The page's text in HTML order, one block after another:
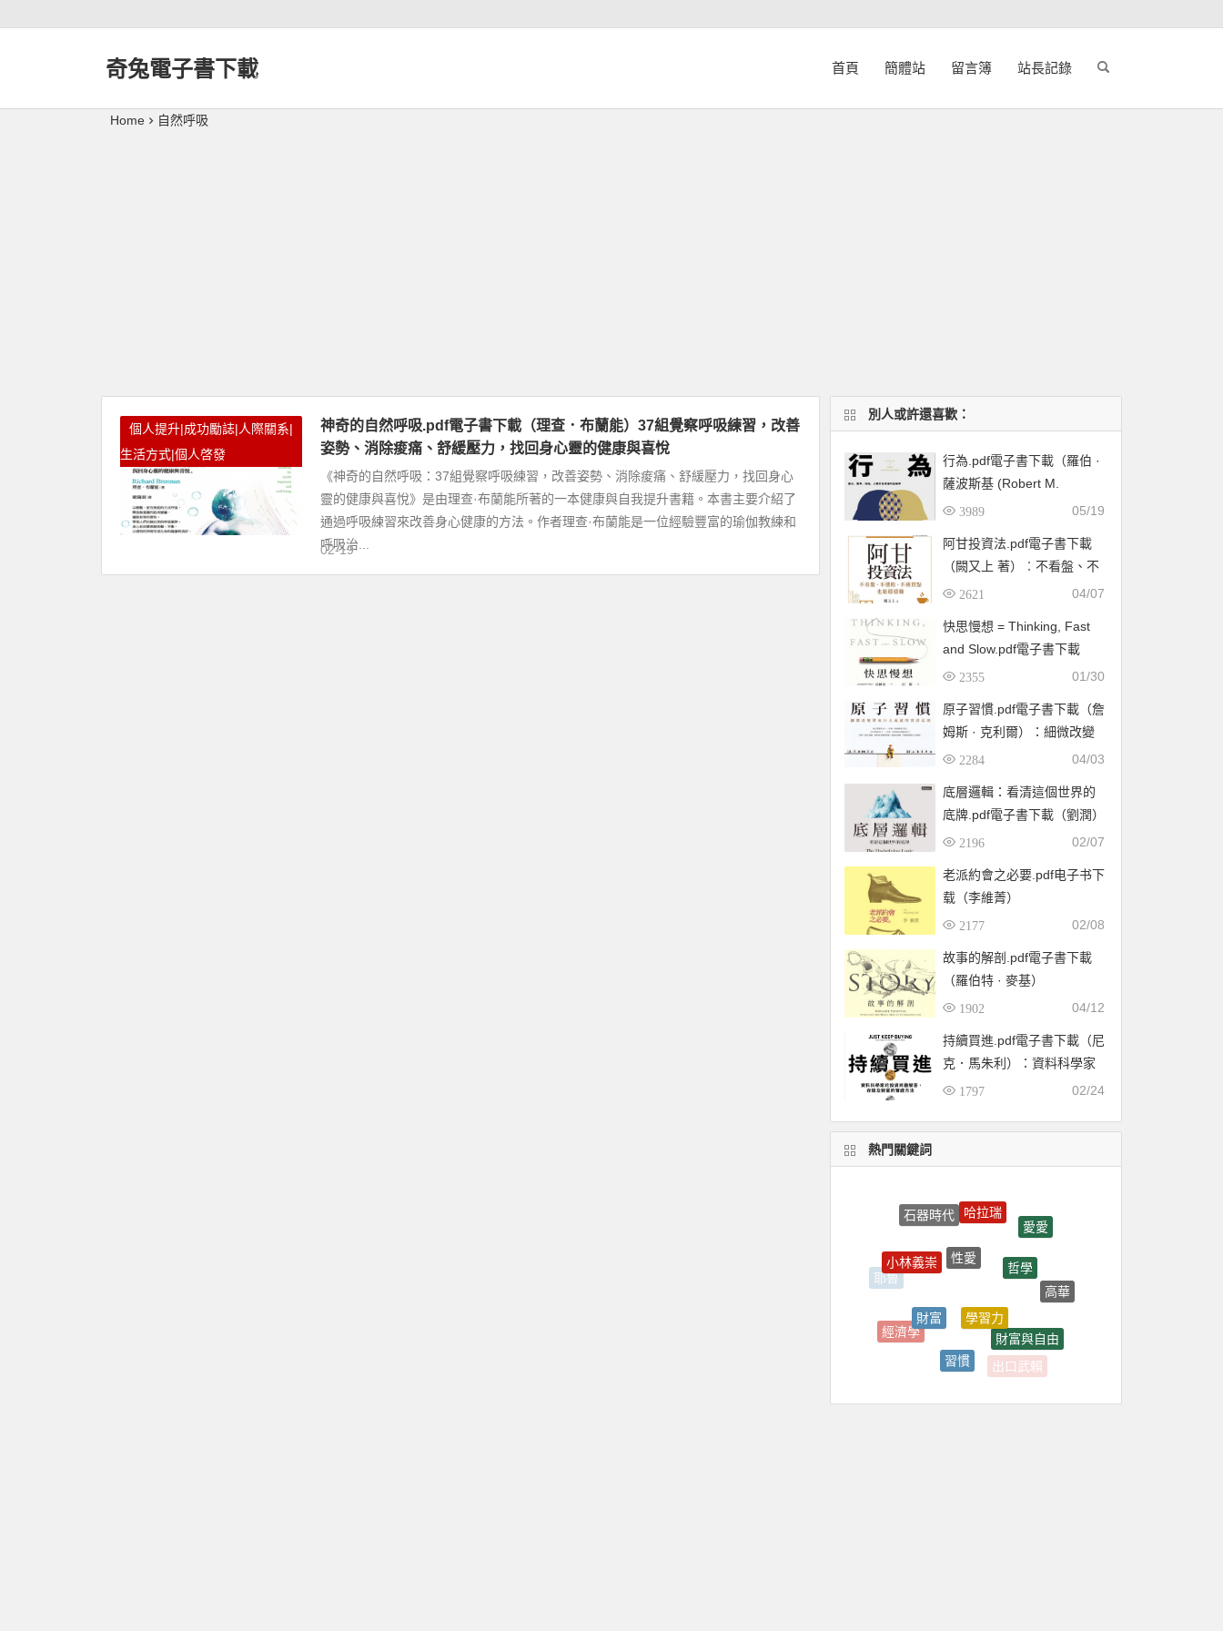
奇兔電子書下載 首頁 簡體站 留言簿 站長記錄
Home 自然呼吸
個人提升|成功勵誌|人際關系|
生活方式|個人啓發
神奇的自然呼吸.pdf電子書下載（理查．布蘭能）37組覺察呼吸練習，改善
姿勢、消除痠痛、舒緩壓力，找回身心靈的健康與喜悅
《神奇的自然呼吸：37組覺察呼吸練習，改善姿勢、消除痠痛、舒緩壓力，找回身心
靈的健康與喜悅》是由理查·布蘭能所著的一本健康與自我提升書籍。本書主要介紹了
通過呼吸練習來改善身心健康的方法。作者理查·布蘭能是一位經驗豐富的瑜伽教練和
呼吸治...
02-19
別人或許還喜歡：
行為.pdf電子書下載（羅伯 ·
薩波斯基 (Robert M.
Sapolsky) 著）：暴力、競
生物學
3989 05/19
阿甘投資法.pdf電子書下載
（闕又上 著）︰不看盤、不
選股、不挑買點也能穩穩賺
2621 04/07
快思慢想 = Thinking, Fast
and Slow.pdf電子書下載
（康納曼 (Daniel
2355 01/30
原子習慣.pdf電子書下載（詹
姆斯 · 克利爾）：細微改變
帶來巨大成就的實證法則
2284 04/03
底層邏輯：看清這個世界的
底牌.pdf電子書下載（劉潤）
2196 02/07
老派約會之必要.pdf电子书下
载（李維菁）
2177 02/08
故事的解剖.pdf電子書下載
（羅伯特 · 麥基）
1902 04/12
持續買進.pdf電子書下載（尼
克．馬朱利）：資料科學家
的投資終極解答，存錢及致
1797 02/24
熱門關鍵詞
石器時代
哈拉瑞
愛愛
耶魯
小林義崇
高華
經濟學
財富與自由
出口武賴
朱立安
習慣